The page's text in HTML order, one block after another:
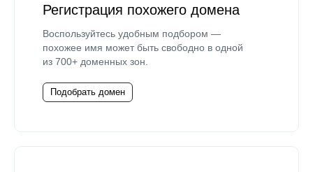
Регистрация похожего домена
Воспользуйтесь удобным подбором —
похожее имя может быть свободно в одной
из 700+ доменных зон.
Подобрать домен